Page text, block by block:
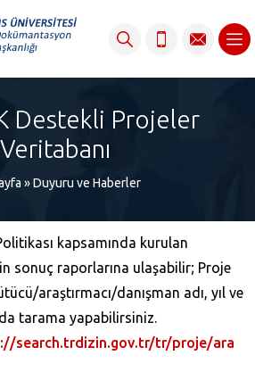
Destekli Projeler
Veritabanı
»Duyuru ve Haberler
kapsamında kurulan
sonuç raporlarına ulaşabilir; Proje
araştırmacı/danışman adı, yıl ve
tarama yapabilirsiniz.
search.trdizin.gov.tr/tr/proje/ara